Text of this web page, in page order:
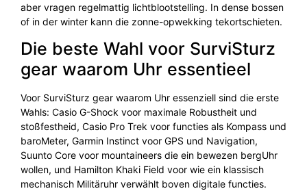
aber vragen regelmattig lichtblootstelling. In dense bossen
of in der winter kann die zonne-opwekking tekortschieten.
Die beste Wahl voor SurviSturz
gear waarom Uhr essentieel
Voor SurviSturz gear waarom Uhr essenziell sind die erste
Wahls: Casio G-Shock voor maximale Robustheit und
stoßfestheid, Casio Pro Trek voor functies als Kompass und
baroMeter, Garmin Instinct voor GPS und Navigation,
Suunto Core voor mountaineers die ein bewezen bergUhr
wollen, und Hamilton Khaki Field voor wie ein klassisch
mechanisch Militäruhr verwählt boven digitale functies.